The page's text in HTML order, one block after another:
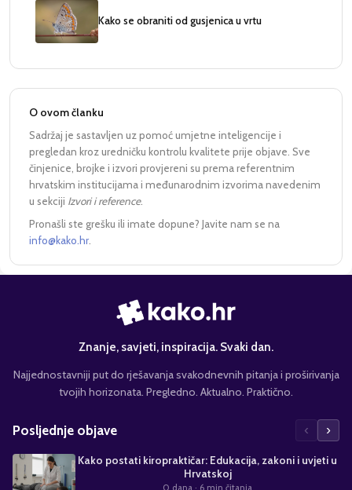
Kako se obraniti od gusjenica u vrtu
O ovom članku
Sadržaj je sastavljen uz pomoć umjetne inteligencije i
pregledan kroz uredničku kontrolu kvalitete prije objave. Sve
činjenice, brojke i izvori provjereni su prema referentnim
hrvatskim institucijama i međunarodnim izvorima navedenim
u sekciji Izvori i reference.
Pronašli ste grešku ili imate dopune? Javite nam se na
info@kako.hr
Znanje, savjeti, inspiracija. Svaki dan.
Najjednostavniji put do rješavanja svakodnevnih pitanja i proširivanja
tvojih horizonata. Pregledno. Aktualno. Praktično.
Posljednje objave ‹ ›
Kako postati kiropraktičar: Edukacija, zakoni i uvjeti u
Hrvatskoj
0 dana · 6 min čitanja